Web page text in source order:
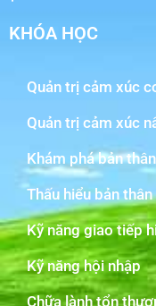
KHÓA HỌC
Quản trị cảm xúc
Quản trị cảm xúc
Khám phá bản thân
Thấu hiểu bản
Kỹ năng giao tiếp
Kỹ năng hội nhập
Chữa lành tổn